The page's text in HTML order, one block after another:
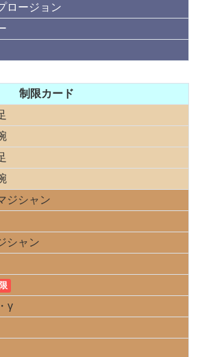
ロージョン
制限カード
ジシャン
シャン
γ